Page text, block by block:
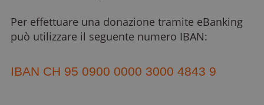
Per effettuare una donazione tramite eBanking
può utilizzare il seguente numero IBAN:
IBAN CH 95 0900 0000 3000 4843 9